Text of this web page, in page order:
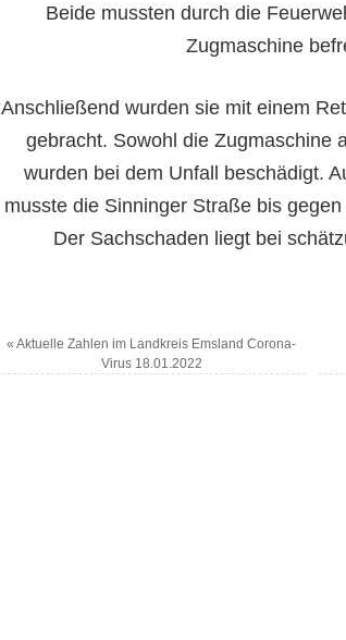
Beide mussten durch die
Zugmaschine
Anschließend wurden sie mit einem
gebracht. Sowohl die Zugmaschine
wurden bei dem Unfall beschädigt.
musste die Sinninger Straße bis
Der Sachschaden liegt bei
« Aktuelle Zahlen im Landkreis Emsland Corona-
Virus 18.01.2022